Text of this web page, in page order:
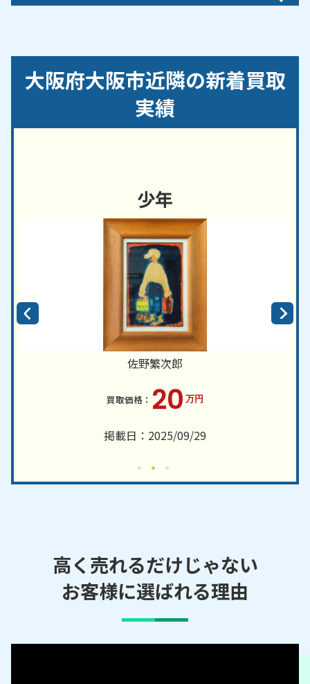
寺区／浪速区／西区／西成区／西淀川区／東住吉区
／東成区／東淀川区／平野区／福島区／港区／都島
梅田駅／なんば駅／天王寺駅／新大阪駅／本町駅／
心斎橋駅／淀屋橋駅／大国町駅／弁天町駅／森ノ宮
駅／谷町四丁目駅／谷町九丁目駅
東大阪市
豊中市など、周辺地域からのご依
頼にも対応しております。
大阪府大阪市近隣の新着買取
実績
少年
佐野繁次郎
20 万円
掲載日：2025/09/29
高く売れるだけじゃない
お客様に選ばれる理由